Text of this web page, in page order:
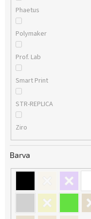
Phaetus
Polymaker
Prof. Lab
Smart Print
STR-REPLICA
Ziro
Barva